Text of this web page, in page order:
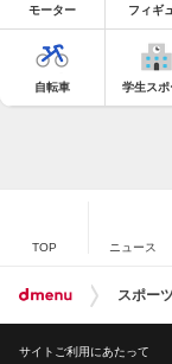
モーター フィギ
自転車 学生スポ
TOP ニュース
スポーツ
サイトご利用にあたって